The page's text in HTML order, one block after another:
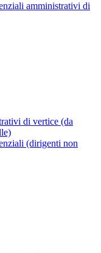
amministrativi di
di vertice (da
(dirigenti non